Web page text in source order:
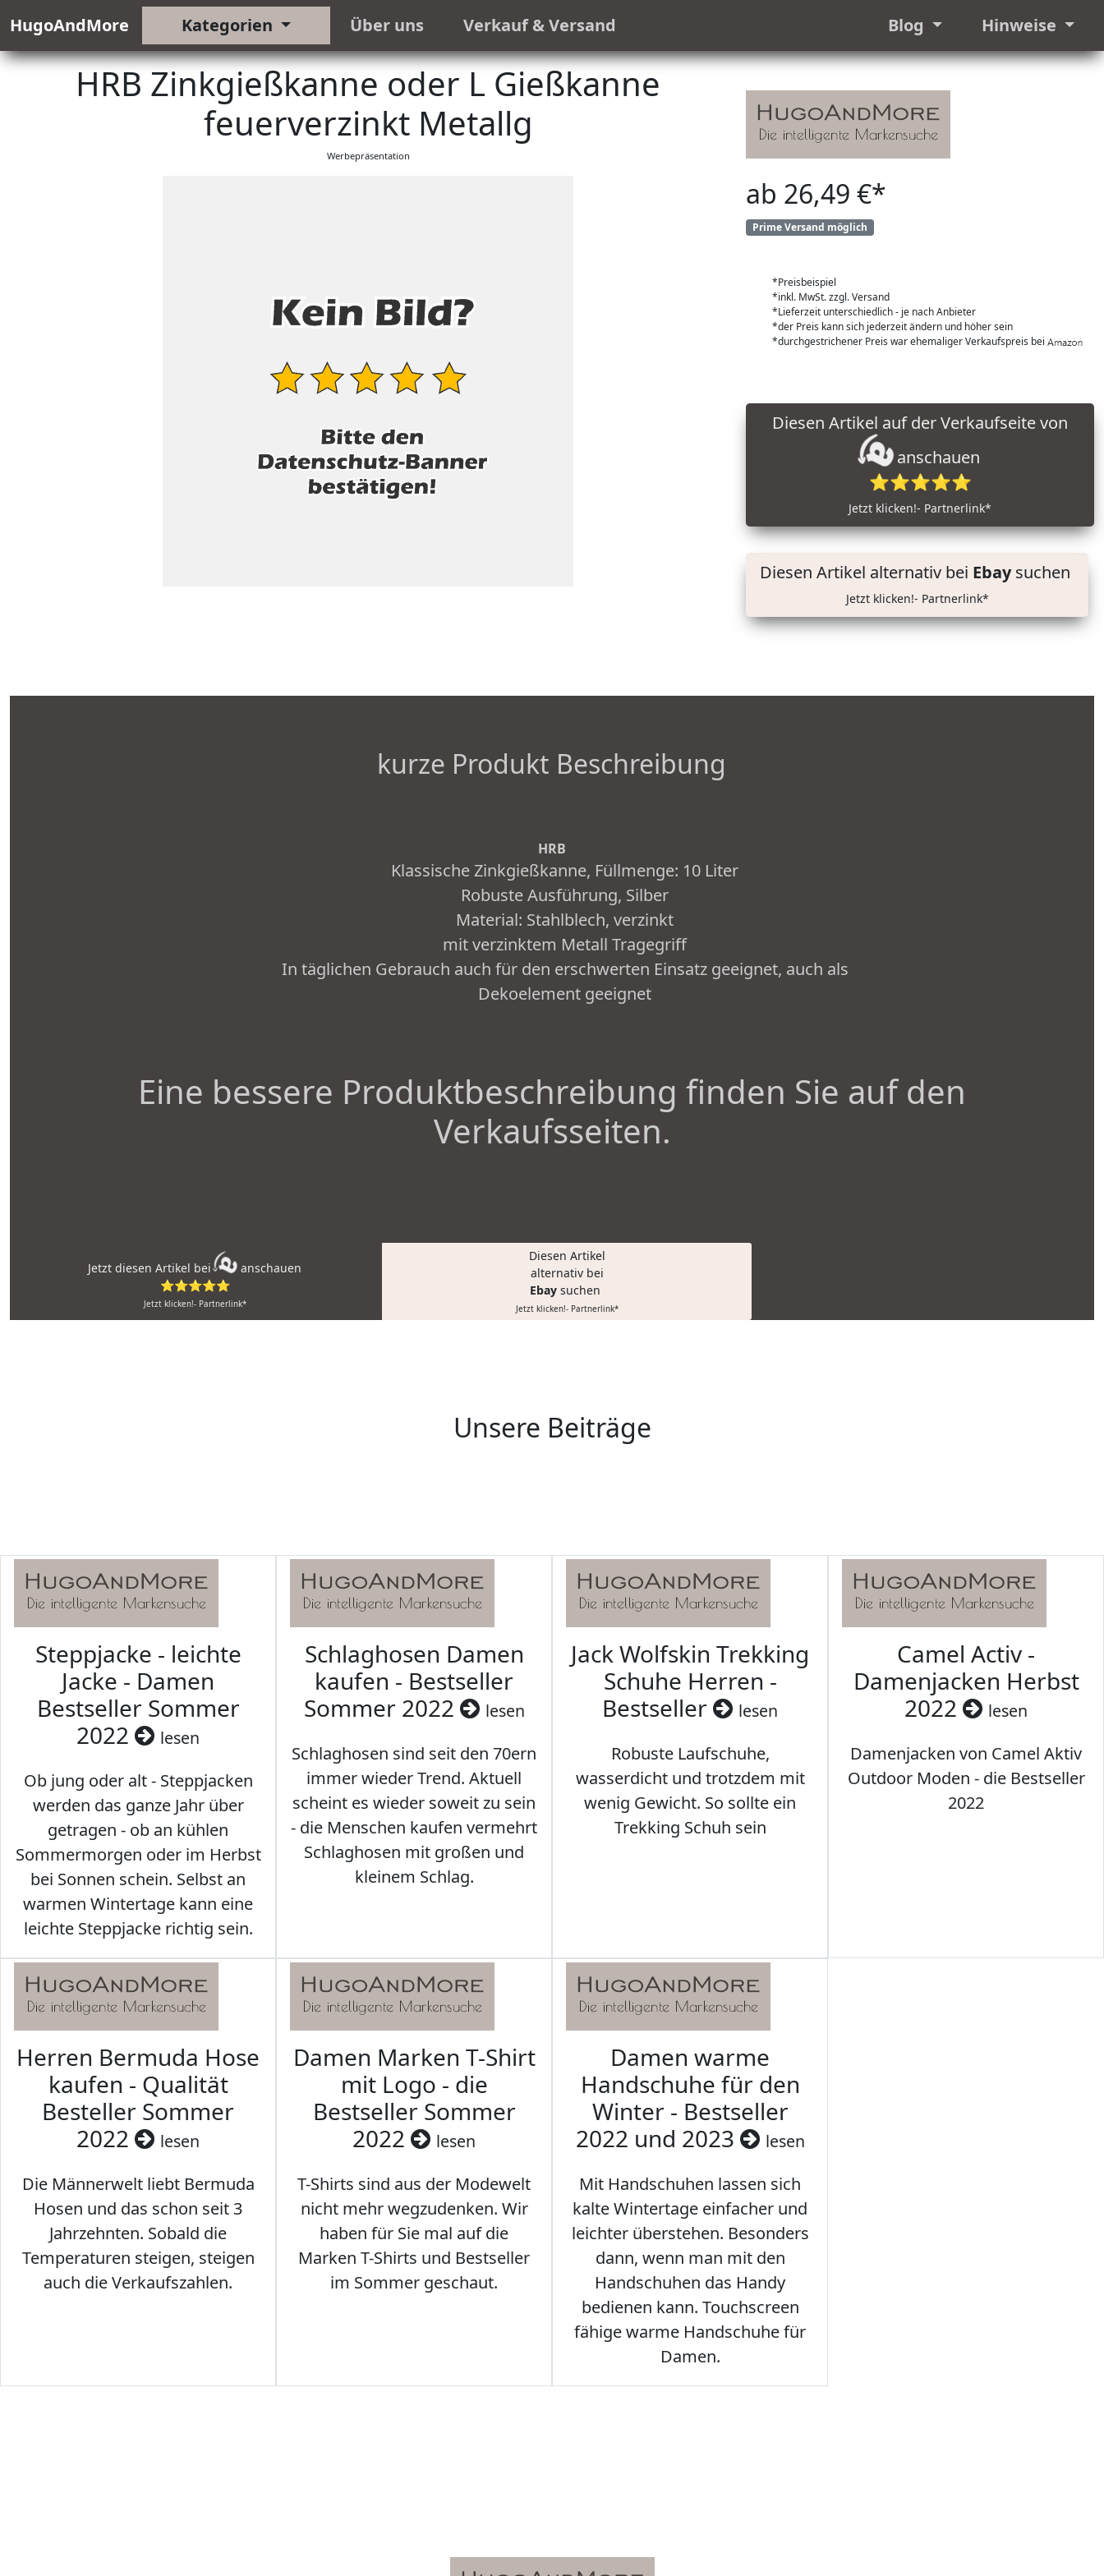
HugoAndMore Kategorien Über uns Verkauf & Versand Blog Hinweise
HRB Zinkgießkanne oder L Gießkanne
feuerverzinkt Metallg
Werbepräsentation
ab 26,49 €*
Prime Versand möglich
*Preisbeispiel
*inkl. MwSt. zzgl. Versand
*Lieferzeit unterschiedlich - je nach Anbieter
*der Preis kann sich jederzeit ändern und höher sein
*durchgestrichener Preis war ehemaliger Verkaufspreis bei
anschauen
⭐⭐⭐⭐⭐
Jetzt klicken!- Partnerlink*
Diesen Artikel alternativ bei Ebaysuchen
Jetzt klicken!- Partnerlink*
kurze Produkt Beschreibung
HRB
Klassische Zinkgießkanne, Füllmenge: 10 Liter
Robuste Ausführung, Silber
Material: Stahlblech, verzinkt
mit verzinktem Metall Tragegriff
In täglichen Gebrauch auch für den erschwerten Einsatz geeignet, auch als
Dekoelement geeignet
Eine bessere Produktbeschreibung finden Sie auf den
Verkaufsseiten.
Jetzt diesen Artikel bei
anschauen
⭐⭐⭐⭐⭐
Jetzt klicken!- Partnerlink*
Diesen Artikel
alternativ bei
Ebay suchen
Jetzt klicken!- Partnerlink*
Unsere Beiträge
Steppjacke - leichte
Jacke - Damen
Bestseller Sommer
2022
lesen
Ob jung oder alt - Steppjacken
werden das ganze Jahr über
getragen - ob an kühlen
Sommermorgen oder im Herbst
bei Sonnen schein. Selbst an
warmen Wintertage kann eine
leichte Steppjacke richtig sein.
Schlaghosen Damen
kaufen - Bestseller
Sommer 2022
lesen
Schlaghosen sind seit den 70ern
immer wieder Trend. Aktuell
scheint es wieder soweit zu sein
- die Menschen kaufen vermehrt
Schlaghosen mit großen und
kleinem Schlag.
Jack Wolfskin Trekking
Schuhe Herren -
Bestseller
lesen
Robuste Laufschuhe,
wasserdicht und trotzdem mit
wenig Gewicht. So sollte ein
Trekking Schuh sein
Camel Activ -
Damenjacken Herbst
2022
lesen
Damenjacken von Camel Aktiv
Outdoor Moden - die Bestseller
2022
Herren Bermuda Hose
kaufen - Qualität
Besteller Sommer
2022
lesen
Die Männerwelt liebt Bermuda
Hosen und das schon seit 3
Jahrzehnten. Sobald die
Temperaturen steigen, steigen
auch die Verkaufszahlen.
Damen Marken T-Shirt
mit Logo - die
Bestseller Sommer
2022
lesen
T-Shirts sind aus der Modewelt
nicht mehr wegzudenken. Wir
haben für Sie mal auf die
Marken T-Shirts und Bestseller
im Sommer geschaut.
Damen warme
Handschuhe für den
Winter - Bestseller
2022 und 2023
lesen
Mit Handschuhen lassen sich
kalte Wintertage einfacher und
leichter überstehen. Besonders
dann, wenn man mit den
Handschuhen das Handy
bedienen kann. Touchscreen
fähige warme Handschuhe für
Damen.